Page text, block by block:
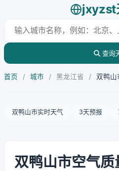
jxyzst
查询
首页 / 城市 / 黑龙江省 / 双鸭山
双鸭山市实时天气 3天预报
双鸭山市空气